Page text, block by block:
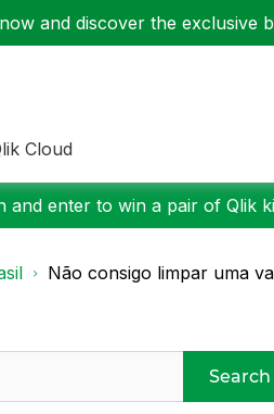
now and discover the exclusive
Cloud
enter to win a pair of Qlik
Não consigo limpar uma
Search